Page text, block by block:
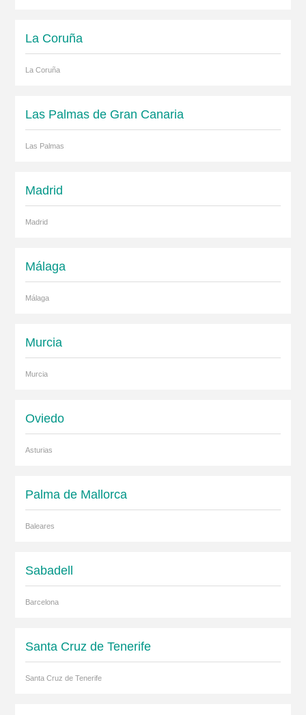
La Coruña
La Coruña
Las Palmas de Gran Canaria
Las Palmas
Madrid
Madrid
Málaga
Málaga
Murcia
Murcia
Oviedo
Asturias
Palma de Mallorca
Baleares
Sabadell
Barcelona
Santa Cruz de Tenerife
Santa Cruz de Tenerife